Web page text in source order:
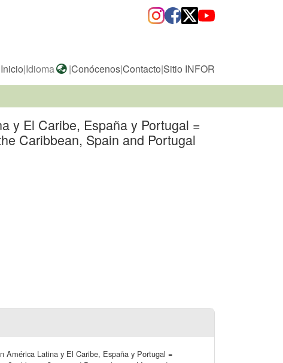
Inicio|Idioma |Conócenos|Contacto|Sitio INFOR
y El Caribe, España y Portugal =
Caribbean, Spain and Portugal
América Latina y El Caribe, España y Portugal =